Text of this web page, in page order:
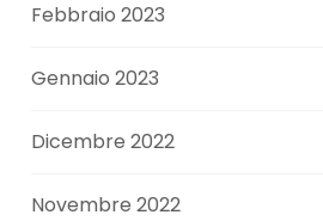
Febbraio 2023
Gennaio 2023
Dicembre 2022
Novembre 2022